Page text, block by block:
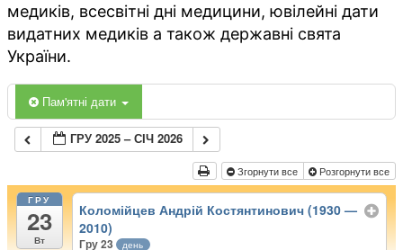
медиків, всесвітні дні медицини, ювілейні дати
видатних медиків а також державні свята
України.
Пам'ятні дати
ГРУ 2025 – СІЧ 2026
Згорнути все Розгорнути все
ГРУ
23
Вт
Коломійцев Андрій Костянтинович (1930 —
2010)
Гру 23 день